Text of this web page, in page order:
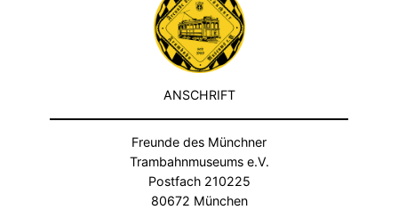
ANSCHRIFT
Freunde des Münchner
Trambahnmuseums e.V.
Postfach 210225
80672 München